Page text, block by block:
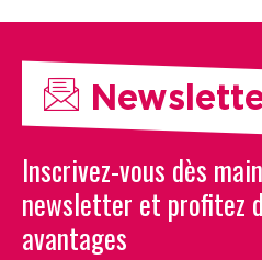
Inscrivez-vous dès
newsletter et profitez
avantages